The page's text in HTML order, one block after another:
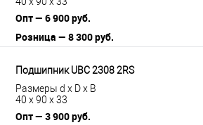
Опт — 6 900 руб.
Розница — 8 300 руб.
Подшипник UBC 2308 2RS
Размеры d x D x B
40 x 90 x 33
Опт — 3 900 руб.